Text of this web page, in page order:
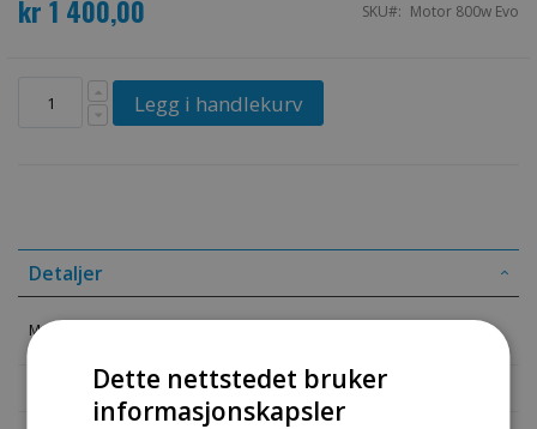
kr 1 400,00 SKU Motor 800w Evo
Legg i handlekurv
Detaljer
Motor 800w Evo
Mer informasjon
Dette nettstedet bruker
informasjonskapsler